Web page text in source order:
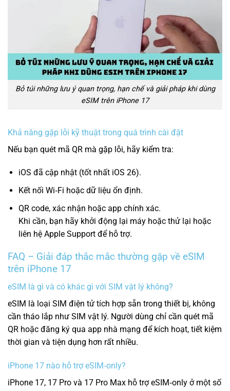
Bỏ túi những lưu ý quan trọng, hạn chế và giải pháp khi dùng
eSIM trên iPhone 17
Khả năng gặp lỗi kỹ thuật trong quá trình cài đặt
Nếu bạn quét mã QR mà gặp lỗi, hãy kiểm tra:
iOS đã cập nhật (tốt nhất iOS 26).
Kết nối Wi‑Fi hoặc dữ liệu ổn định.
QR code, xác nhận hoặc app chính xác.
Khi cần, bạn hãy khởi động lại máy hoặc thử lại hoặc
liên hệ Apple Support để hỗ trợ.
FAQ – Giải đáp thắc mắc thường gặp về eSIM
trên iPhone 17
eSIM là gì và có khác gì với SIM vật lý không?
eSIM là loại SIM điện tử tích hợp sẵn trong thiết bị, không
cần tháo lắp như SIM vật lý. Người dùng chỉ cần quét mã
QR hoặc đăng ký qua app nhà mạng để kích hoạt, tiết kiệm
thời gian và tiện dụng hơn rất nhiều.
iPhone 17 nào hỗ trợ eSIM‑only?
iPhone 17, 17 Pro và 17 Pro Max hỗ trợ eSIM‑only ở một số